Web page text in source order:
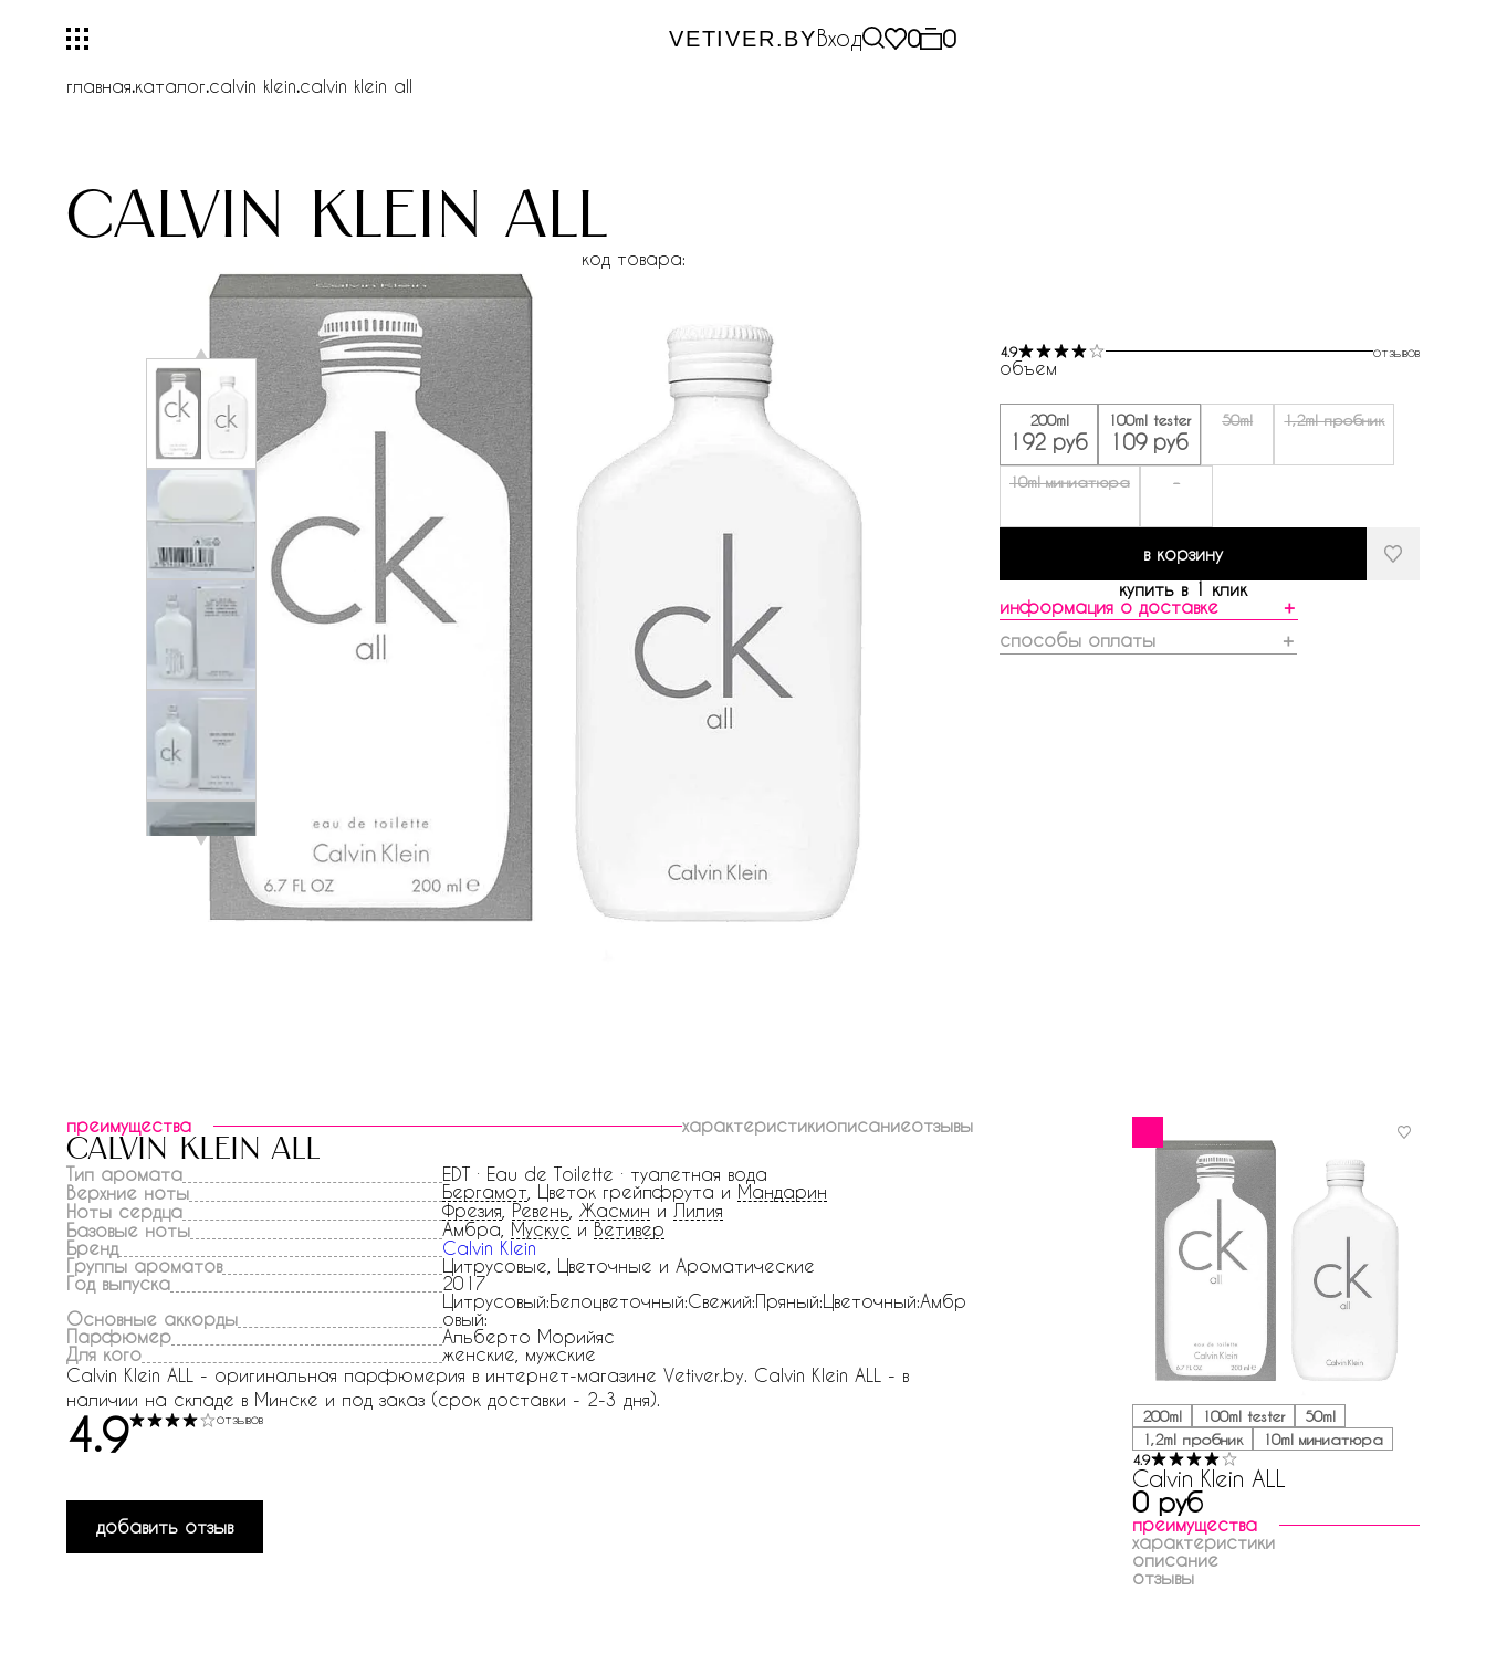
VETIVER.BYВход 0 0
главная.каталог.calvin klein.calvin klein all
calvin klein all
код товара:
4.9 отзывов
объем
200ml
192 руб
100ml tester
109 руб
50ml 1,2ml пробник
10ml миниатюра -
в корзину
купить в 1 клик
информация о доставке
＋
способы оплаты
＋
преимущества характеристикиописаниеотзывы
calvin klein all
Тип аромата
EDT · Eau de Toilette · туалетная вода
Верхние ноты
Бергамот , Цветок грейпфрута и Мандарин
Ноты сердца
Фрезия Ревень Жасмин и Лилия
Базовые ноты
Амбра, Мускус и Ветивер
Бренд
Calvin Klein
Группы ароматов
Цитрусовые, Цветочные и Ароматические
Год выпуска
2017
Основные аккорды
Цитрусовый:Белоцветочный:Свежий:Пряный:Цветочный:Амбр
овый:
Парфюмер
Альберто Морийяс
Для кого
женские, мужские
Calvin Klein ALL - оригинальная парфюмерия в интернет-магазине Vetiver.by. Calvin Klein ALL - в
наличии на складе в Минске и под заказ (срок доставки - 2-3 дня).
4.9 отзывов
добавить отзыв
200ml 100ml tester
50ml
1,2ml пробник
10ml миниатюра
4.9
Calvin Klein ALL
0 руб
преимущества
характеристики
описание
отзывы